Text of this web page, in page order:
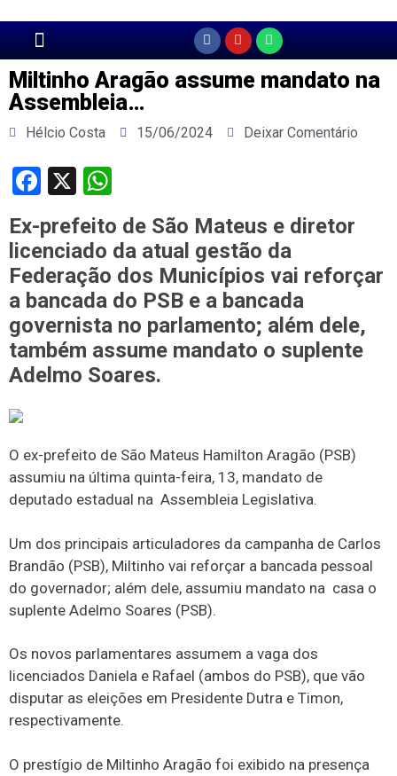
Miltinho Aragão assume mandato na
Assembleia…
Hélcio Costa 15/06/2024 Deixar Comentário
Facebook
X
Ex-prefeito de São Mateus e diretor
licenciado da atual gestão da
Federação dos Municípios vai reforçar
a bancada do PSB e a bancada
governista no parlamento; além dele,
também assume mandato o suplente
Adelmo Soares.
O ex-prefeito de São Mateus Hamilton Aragão (PSB)
assumiu na última quinta-feira, 13, mandato de
deputado estadual na Assembleia Legislativa.
Um dos principais articuladores da campanha de Carlos
Brandão (PSB), Miltinho vai reforçar a bancada pessoal
do governador; além dele, assumiu mandato na casa o
suplente Adelmo Soares (PSB).
Os novos parlamentares assumem a vaga dos
licenciados Daniela e Rafael (ambos do PSB), que vão
disputar as eleições em Presidente Dutra e Timon,
respectivamente.
O prestígio de Miltinho Aragão foi exibido na presença